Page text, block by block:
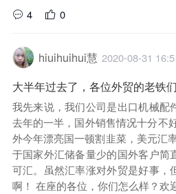
4
0
hiuihuihui慧 2020-08-31
大半年过去了，各位外贸的老铁
我先来说，我们公司是出口机械配
去年的一半，国外销售情况十分不
外今年漂亮国一顿割韭菜，美元汇
于国家外汇储备量少的国外客户简
可汇。虽然汇率涨对外贸是好事，
啊！ 在座的各位，你们怎么样？欢